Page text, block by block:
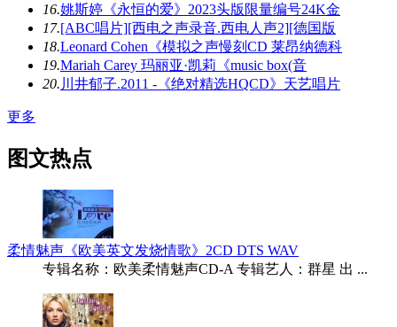
16.姚斯婷《永恒的爱》2023头版限量编号24K金
17.[ABC唱片][西电之声录音.西电人声2][德国版
18.Leonard Cohen《模拟之声慢刻CD 莱昂纳德科
19.Mariah Carey 玛丽亚·凯莉《music box(音
20. 川井郁子.2011 -《绝对精选HQCD》天艺唱片
更多
图文热点
柔情魅声《欧美英文发烧情歌》2CD DTS WAV
专辑名称：欧美柔情魅声CD-A 专辑艺人：群星 出 ...